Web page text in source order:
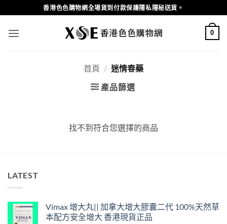
to
content
香港色色購物網全場貨到付款保護隱私隱秘送貨。
0
首頁 / 迷情春藥
產品篩選
找不到符合您選擇的商品
LATEST
Vimax 增大丸|| 加拿大增大膠囊二代 100%天然草
本配方安全增大 香港現貨正品